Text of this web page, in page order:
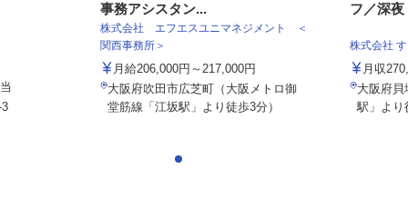
事務アシスタン...
株式会社 エフエスユニマネジメント ＜
関西事務所＞
月給206,000円～217,000円
大阪府吹田市広芝町（大阪メトロ御
堂筋線「江坂駅」より徒歩3分）
フ／深夜
株式会社
月収
大阪府貝
駅」よ